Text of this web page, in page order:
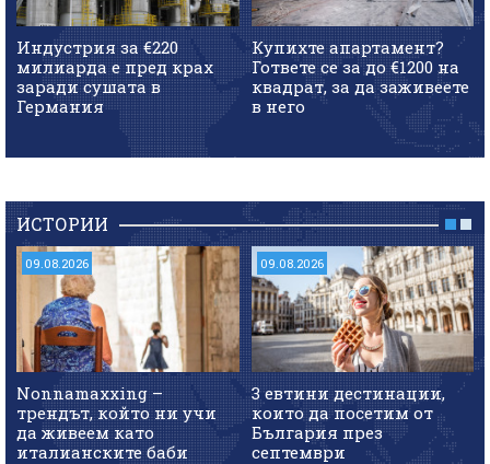
Индустрия за €220
милиарда е пред крах
заради сушата в
Германия
Купихте апартамент?
Гответе се за до €1200 на
квадрат, за да заживеете
в него
ИСТОРИИ
09.08.2026
Nonnamaxxing –
трендът, който ни учи
да живеем като
италианските баби
09.08.2026
3 евтини дестинации,
които да посетим от
България през
септември